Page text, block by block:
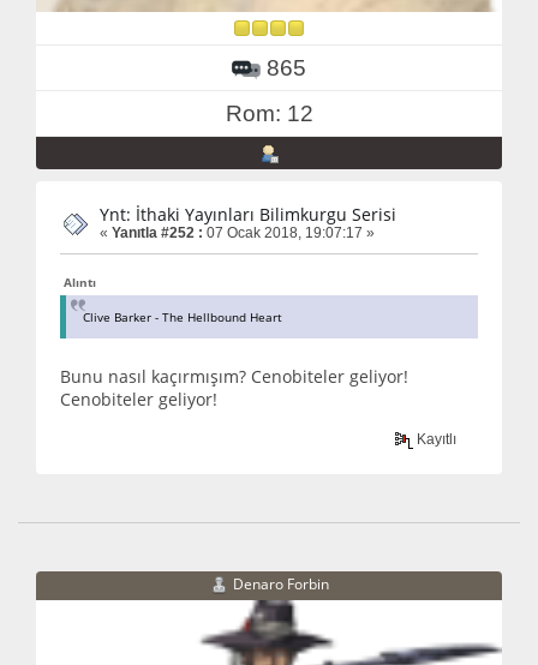
865
Rom: 12
Ynt: İthaki Yayınları Bilimkurgu Serisi
« Yanıtla #252 : 07 Ocak 2018, 19:07:17 »
Alıntı
Clive Barker - The Hellbound Heart
Bunu nasıl kaçırmışım? Cenobiteler geliyor!
Cenobiteler geliyor!
Kayıtlı
Denaro Forbin